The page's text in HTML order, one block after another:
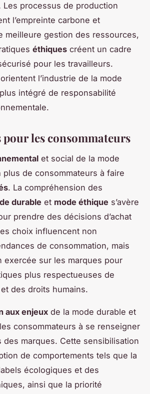
Les processus de production
l’empreinte carbone et
meilleure gestion des ressources,
éthiques créent un cadre
pour les travailleurs.
l’industrie de la mode
intégré de responsabilité
les consommateurs
et social de la mode
de consommateurs à faire
. La compréhension des
durable et mode éthique s’avère
prendre des décisions d’achat
choix influencent non
de consommation, mais
exercée sur les marques pour
plus respectueuses de
des droits humains.
aux enjeux de la mode durable et
consommateurs à se renseigner
des marques. Cette sensibilisation
de comportements tels que la
écologiques et des
ainsi que la priorité